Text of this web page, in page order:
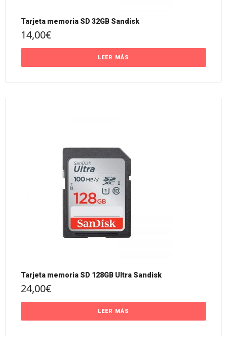
Tarjeta memoria SD 32GB Sandisk
14,00€
LEER MÁS
Tarjeta memoria SD 128GB Ultra Sandisk
24,00€
LEER MÁS